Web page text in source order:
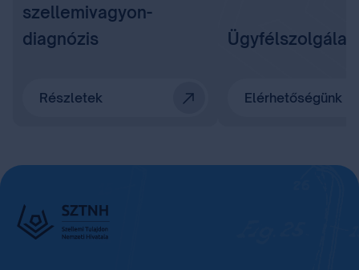
szellemivagyon-
diagnózis
Részletek
Ügyfélszolgálat
Elérhetőségünk